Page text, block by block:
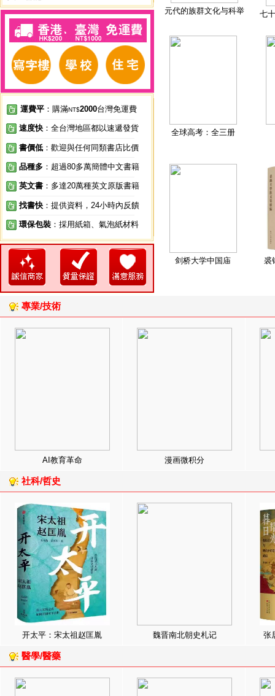
運費平 ：購滿NT$2000台灣免運費
速度快 ：全台灣地區都以速遞發貨
書價低 ：歡迎與任何同類書店比價
品種多 ：超過80多萬簡體中文書籍
英文書 ：多達20萬種英文原版書籍
找書快 ：提供資料，24小時內反饋
環保包裝 ：採用紙箱、氣泡紙材料
元代的族群文化与科举 七
全球高考：全三册
剑桥大学中国庙 裘
專業/技術
AI教育革命 漫画微积分
社科/哲史
开太平：宋太祖赵匡胤 魏晋南北朝史札记 张
醫學/醫藥